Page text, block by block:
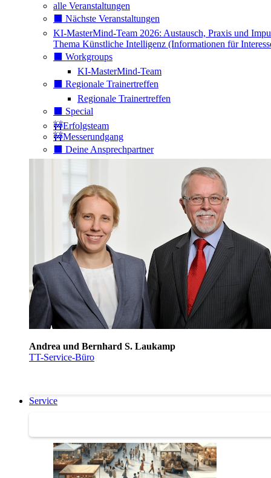
alle Veranstaltungen
⬛️ Nächste Veranstaltungen
KI-MasterMind-Team 2026: Austausch, Praxis und
Thema Künstliche Intelligenz (Informationen für
⬛️ Workgroups
KI-MasterMind-Team
⬛️ Regionale Trainertreffen
Regionale Trainertreffen
⬛️ Special
🚧Erfolgsteam
🚧Messerundgang
⬛️ Deine Ansprechpartner
Andrea und Bernhard S. Laukamp
TT-Service-Büro
Service